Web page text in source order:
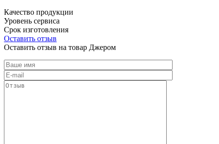
Качество продукции
Уровень сервиса
Срок изготовления
Оставить отзыв
Оставить отзыв на товар Джером